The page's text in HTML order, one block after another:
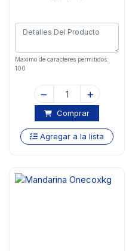
Maximo de caracteres permitidos:
100
Comprar
Agregar a la lista